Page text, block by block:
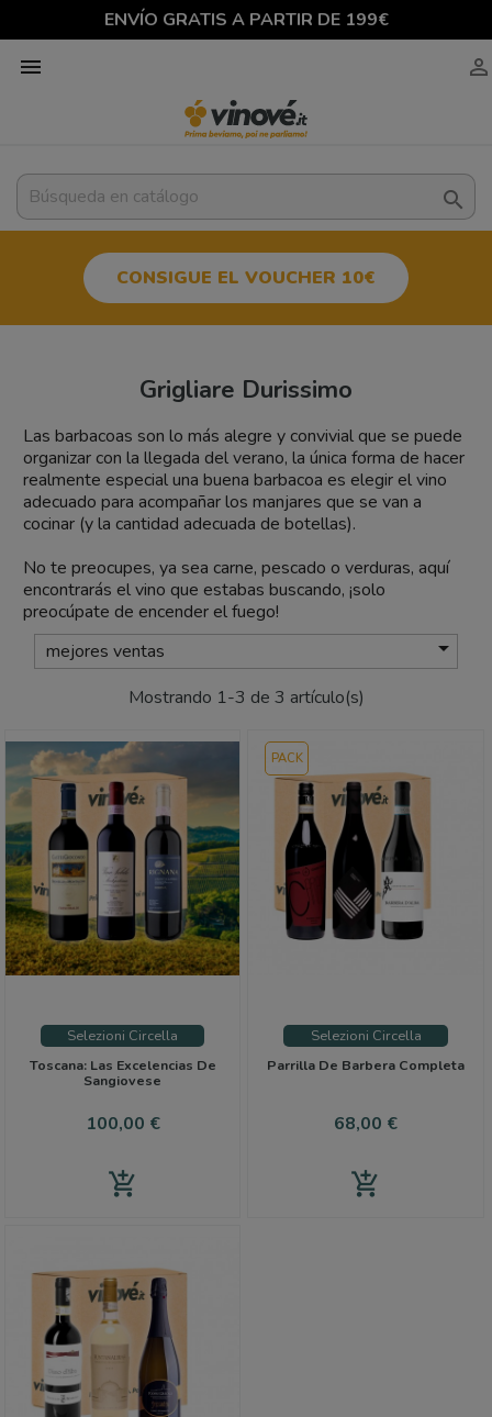
ENVÍO GRATIS A PARTIR DE 199€
 

CONSIGUE EL VOUCHER 10€
Grigliare Durissimo
Las barbacoas son lo más alegre y convivial que se puede
organizar con la llegada del verano, la única forma de hacer
realmente especial una buena barbacoa es elegir el vino
adecuado para acompañar los manjares que se van a
cocinar (y la cantidad adecuada de botellas).
No te preocupes, ya sea carne, pescado o verduras, aquí
encontrarás el vino que estabas buscando, ¡solo
preocúpate de encender el fuego!
mejores ventas

Mostrando 1-3 de 3 artículo(s)
Selezioni Circella
Toscana: Las Excelencias De
Sangiovese
Precio
100,00 €
add_shopping_cart
Selezioni Circella
Parrilla De Barbera Completa
Precio
68,00 €
add_shopping_cart
PACK